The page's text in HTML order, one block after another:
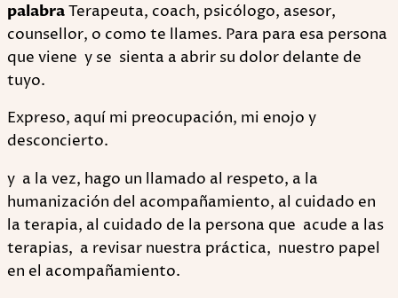
palabraTerapeuta, coach, psicólogo, asesor,
counsellor, o como te llames. Para para esa persona
que viene y se sienta a abrir su dolor delante de
tuyo.
Expreso, aquí mi preocupación, mi enojo y
desconcierto.
y a la vez, hago un llamado al respeto, a la
humanización del acompañamiento, al cuidado en
la terapia, al cuidado de la persona que acude a las
terapias, a revisar nuestra práctica, nuestro papel
en el acompañamiento.